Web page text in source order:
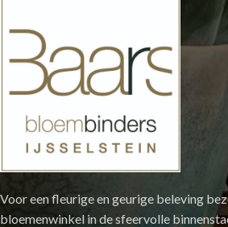
Voor een fleurige en geurige beleving
bloemenwinkel in de sfeervolle